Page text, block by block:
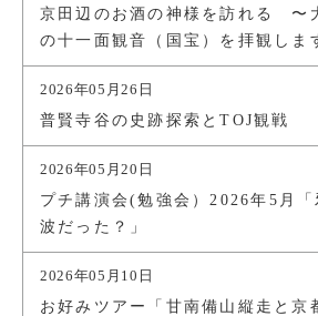
京田辺のお酒の神様を訪れる 〜
の十一面観音（国宝）を拝観しま
2026年05月26日
普賢寺谷の史跡探索とTOJ観戦
2026年05月20日
プチ講演会(勉強会）2026年5月「
波だった？」
2026年05月10日
お好みツアー「甘南備山縦走と京